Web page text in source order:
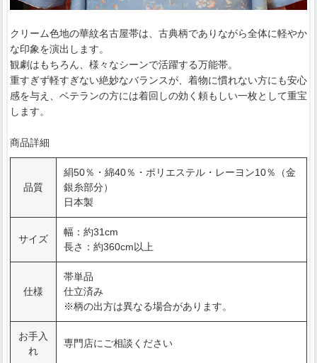
クリーム色地の華紋名古屋帯は、古典柄でありながら全体に軽やか
な印象を演出します。
観劇はもちろん、様々なシーンで活躍する万能帯。
重すぎず軽すぎない絶妙なバランスが、着物に慣れない方にも安心
感を与え、ベテランの方には着回しの効く頼もしい一枚として重宝
します。
商品詳細
品質
絹50％・綿40％・ポリエステル・レーヨン10％（金
銀糸部分）
日本製
サイズ
幅：約31cm
長さ：約360cm以上
仕様
帯単品
仕立済み
※柄の出方は異なる場合があります。
お手入
れ
専門店にご相談ください